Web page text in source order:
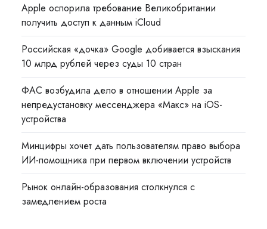
Apple оспорила требование Великобритании
получить доступ к данным iCloud
Российская «дочка» Google добивается взыскания
10 млрд рублей через суды 10 стран
ФАС возбудила дело в отношении Apple за
непредустановку мессенджера «Макс» на iOS-
устройства
Минцифры хочет дать пользователям право выбора
ИИ-помощника при первом включении устройств
Рынок онлайн-образования столкнулся с
замедлением роста